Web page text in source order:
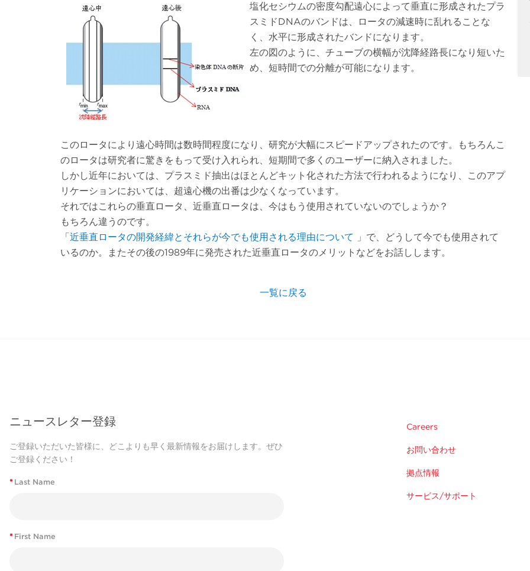
塩化セシウムの密度勾配遠心によって垂直に形成されたプラ
スミドDNAのバンドは、ロータの減速時に乱れることな
く、水平に形成されたバンドになります。
左の図のように、チューブの横幅が沈降経路長になり短いた
め、短時間での分離が可能になります。
このロータにより遠心時間は数時間程度になり、研究が大幅にスピードアップされたのです。もちろんこ
のロータは研究者に驚きをもって受け入れられ、短期間で多くのユーザーに納入されました。
しかし近年においては、プラスミド抽出はほとんどキット化された方法で行われるようになり、このアプ
リケーションにおいては、超遠心機の出番は少なくなっています。
それではこれらの垂直ロータ、近垂直ロータは、今はもう使用されていないのでしょうか？
もちろん違うのです。
「 近垂直ロータの開発経緯とそれらが今でも使用される理由について
」で、どうして今でも使用されて
いるのか。またその後の1989年に発売された近垂直ロータのメリットなどをお話しします。
一覧に戻る
ニュースレター登録
ご登録いただいた皆様に、どこよりも早く最新情報をお届けします。ぜひ
ご登録ください！
* Last Name
* First Name
Careers
お問い合わせ
拠点情報
サービス/サポート